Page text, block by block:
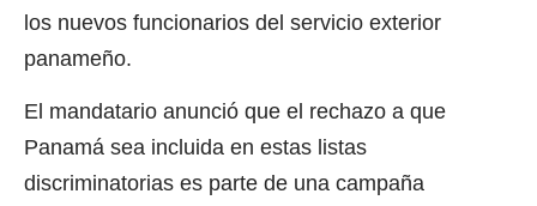
los nuevos funcionarios del servicio exterior
panameño.
El mandatario anunció que el rechazo a que
Panamá sea incluida en estas listas
discriminatorias es parte de una campaña